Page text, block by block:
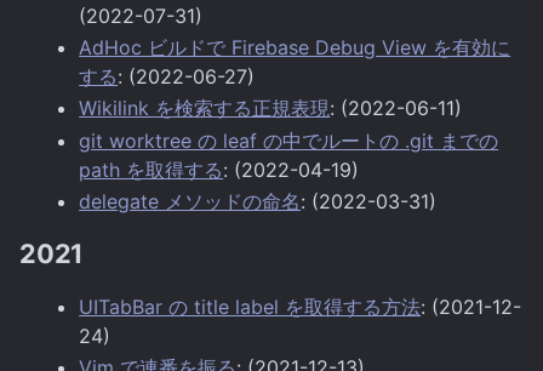
(2022-07-31)
AdHoc ビルドで Firebase Debug View を有効に
する: (2022-06-27)
Wikilink を検索する正規表現: (2022-06-11)
git worktree の leaf の中でルートの .git までの
path を取得する: (2022-04-19)
delegate メソッドの命名: (2022-03-31)
2021
UITabBar の title label を取得する方法: (2021-12-
24)